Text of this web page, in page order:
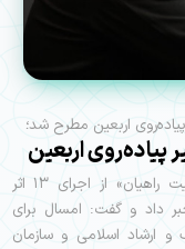
اربعین مطرح شد؛
دبیر دهمین همایش تئاتر پیاده‌روی اربعین «روایت راهیان» از اجرای ۱۳ اثر
خبر داد و گفت: امسال برای
و ارشاد اسلامی و سازمان